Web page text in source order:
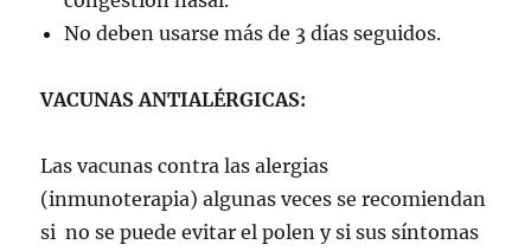
No deben usarse más de 3 días seguidos.
VACUNAS ANTIALÉRGICAS:
Las vacunas contra las alergias
(inmunoterapia) algunas veces se recomiendan
si no se puede evitar el polen y si sus síntomas